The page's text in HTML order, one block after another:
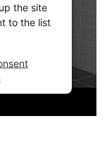
the site
to the list